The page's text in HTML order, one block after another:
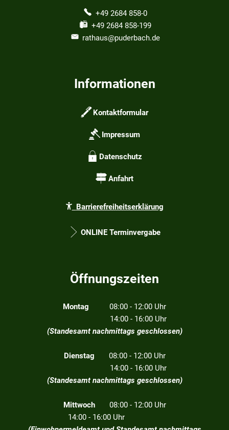
+49 2684 858-0
+49 2684 858-199
rathaus@puderbach.de
Informationen
Kontaktformular
Impressum
Datenschutz
Anfahrt
Barrierefreiheitserklärung
ONLINE Terminvergabe
Öffnungszeiten
Montag 08:00 - 12:00 Uhr
14:00 - 16:00 Uhr
(Standesamt nachmittags geschlossen)
Dienstag 08:00 - 12:00 Uhr
14:00 - 16:00 Uhr
(Standesamt nachmittags geschlossen)
Mittwoch 08:00 - 12:00 Uhr
14:00 - 16:00 Uhr